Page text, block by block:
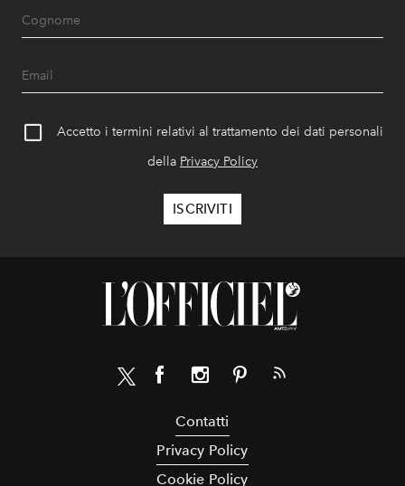
Accetto i termini relativi al trattamento dei dati personali
della Privacy Policy
Contatti
Privacy Policy
Cookie Policy